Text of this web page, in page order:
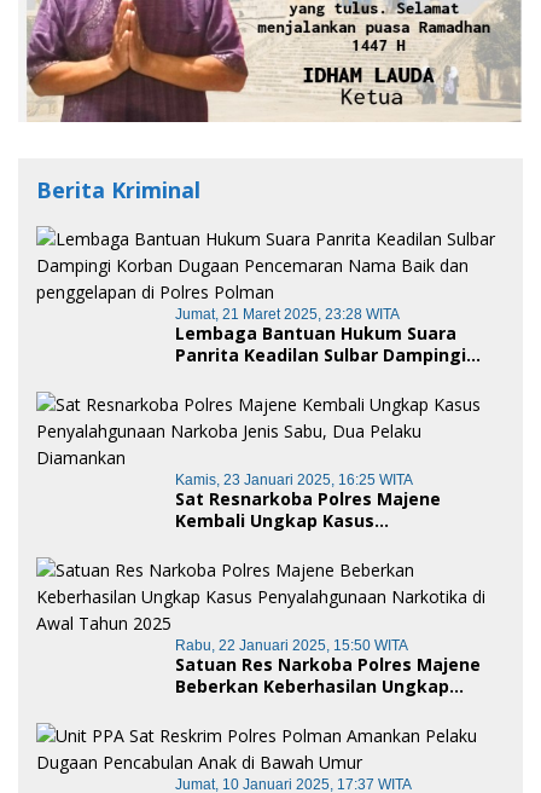
Berita Kriminal
Jumat, 21 Maret 2025, 23:28 WITA
Lembaga Bantuan Hukum Suara
Panrita Keadilan Sulbar Dampingi
Baik dan penggelapan di Polres
Polman
Kamis, 23 Januari 2025, 16:25 WITA
Sat Resnarkoba Polres Majene
Kembali Ungkap Kasus
Dua Pelaku Diamankan
Rabu, 22 Januari 2025, 15:50 WITA
Satuan Res Narkoba Polres Majene
Beberkan Keberhasilan Ungkap
Awal Tahun 2025
Jumat, 10 Januari 2025, 17:37 WITA